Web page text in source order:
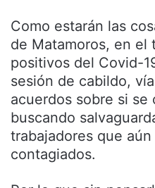
Como estarán las
de Matamoros, en el
positivos del Covid-
sesión de cabildo,
acuerdos sobre si se
buscando
trabajadores que
contagiados.